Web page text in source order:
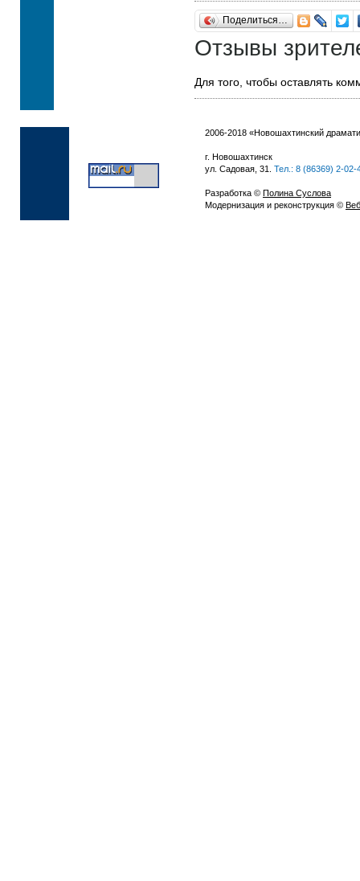
Поделиться…
Отзывы
Для того, чтобы оставлять
2006-2018 «Новошахтинский
г. Новошахтинск
ул. Садовая, 31. Тел.: 8 (86369) 2-02-
Разработка © Полина Суслова
Модернизация и реконструкция ©